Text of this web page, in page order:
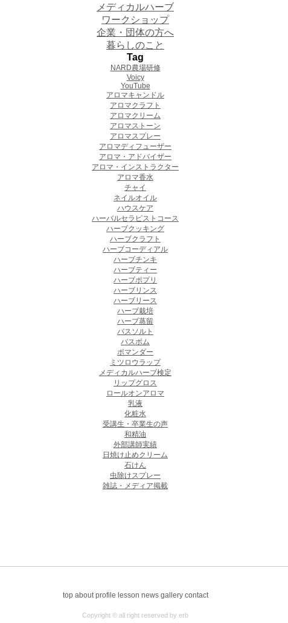
メディカルハーブ
ワークショップ
企業・団体の方へ
暮らしのこと
Tag
NARD農場研修
Voicy
YouTube
アロマキャンドル
アロマクラフト
アロマクリーム
アロマストーン
アロマスプレー
アロマディフューザー
アロマ・アドバイザー
アロマ・インストラクター
アロマ香水
チャイ
ネイルオイル
ハウスケア
ハーバルセラピストコース
ハーブクッキング
ハーブクラフト
ハーブコーディアル
ハーブチンキ
ハーブティー
ハーブポプリ
ハーブリンス
ハーブリース
ハーブ栽培
ハーブ蒸留
バスソルト
バスボム
ポマンダー
ミツロウラップ
メディカルハーブ検定
リップグロス
ロールオンアロマ
乳液
化粧水
受講生・卒業生の声
和精油
外部講師実績
日焼け止めクリーム
石けん
虫除けスプレー
雑誌・メディア掲載
top about profile lesson news gallery contact
Copyright © all right reserved by erb